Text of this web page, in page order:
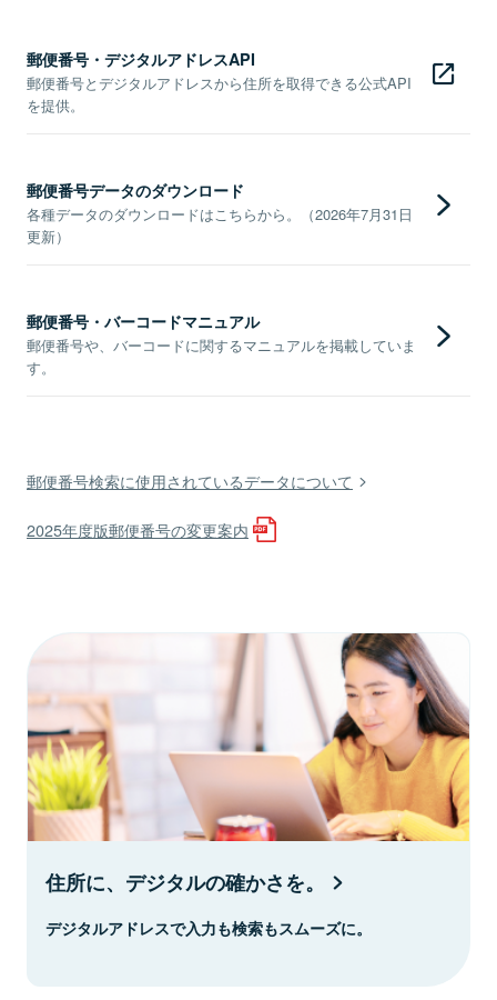
郵便番号・デジタルアドレスAPI
郵便番号とデジタルアドレスから住所を取得できる公式API
を提供。
郵便番号データのダウンロード
各種データのダウンロードはこちらから。（2026年7月31日
更新）
郵便番号・バーコードマニュアル
郵便番号や、バーコードに関するマニュアルを掲載していま
す。
郵便番号検索に使用されているデータについて
2025年度版郵便番号の変更案内
住所に、デジタルの確かさを。
デジタルアドレスで入力も検索もスムーズに。